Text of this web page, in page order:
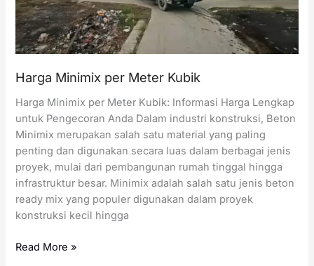
Harga Minimix per Meter Kubik
Harga Minimix per Meter Kubik: Informasi Harga Lengkap
untuk Pengecoran Anda Dalam industri konstruksi, Beton
Minimix merupakan salah satu material yang paling
penting dan digunakan secara luas dalam berbagai jenis
proyek, mulai dari pembangunan rumah tinggal hingga
infrastruktur besar. Minimix adalah salah satu jenis beton
ready mix yang populer digunakan dalam proyek
konstruksi kecil hingga
Harga
Read More »